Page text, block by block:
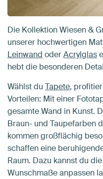
Die Kollektion Wiesen &
unserer hochwertigen
Leinwand oderAcrylglas
hebt die besonderen
Wählst du Tapete,
Vorteilen: Mit einer
gesamte Wand in Kunst.
Braun- und Taupefarben
kommen großflächig
schaffen eine
Raum. Dazu kannst du
Wunschmaße anpassen